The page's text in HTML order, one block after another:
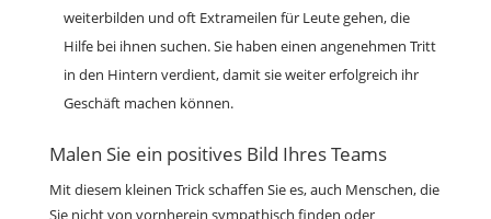
weiterbilden und oft Extrameilen für Leute gehen, die
Hilfe bei ihnen suchen. Sie haben einen angenehmen Tritt
in den Hintern verdient, damit sie weiter erfolgreich ihr
Geschäft machen können.
Malen Sie ein positives Bild Ihres Teams
Mit diesem kleinen Trick schaffen Sie es, auch Menschen, die
Sie nicht von vornherein sympathisch finden oder